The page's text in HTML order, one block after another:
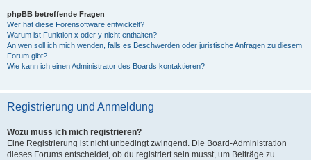
phpBB betreffende Fragen
Wer hat diese Forensoftware entwickelt?
Warum ist Funktion x oder y nicht enthalten?
An wen soll ich mich wenden, falls es Beschwerden oder juristische Anfragen zu diesem
Forum gibt?
Wie kann ich einen Administrator des Boards kontaktieren?
Registrierung und Anmeldung
Wozu muss ich mich registrieren?
Eine Registrierung ist nicht unbedingt zwingend. Die Board-Administration
dieses Forums entscheidet, ob du registriert sein musst, um Beiträge zu